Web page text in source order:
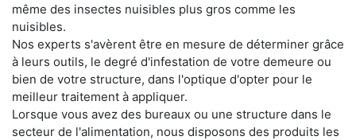
même des insectes nuisibles plus gros comme les
nuisibles.
Nos experts s'avèrent être en mesure de déterminer grâce
à leurs outils, le degré d'infestation de votre demeure ou
bien de votre structure, dans l'optique d'opter pour le
meilleur traitement à appliquer.
Lorsque vous avez des bureaux ou une structure dans le
secteur de l'alimentation, nous disposons des produits les